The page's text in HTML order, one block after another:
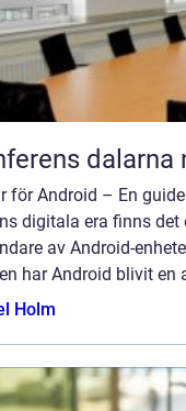
för Android – En
digitala era finns
av Android-
har Android blivit en
Holm